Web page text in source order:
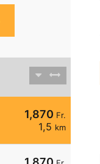
1,870 Fr.
1,5 km